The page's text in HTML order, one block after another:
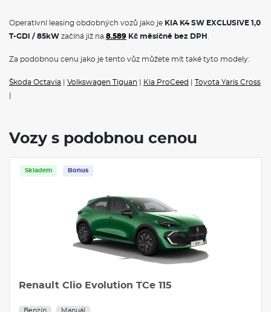
Operativní leasing obdobných vozů jako je KIA K4 SW EXCLUSIVE 1,0
T-GDi / 85kW začíná již na 8.589 Kč měsíčně bez DPH
Za podobnou cenu jako je tento vůz můžete mít také tyto modely:
Škoda Octavia Volkswagen Tiguan Kia ProCeed
Toyota Yaris Cross
Vozy s podobnou cenou
Skladem Bonus
Renault Clio Evolution TCe 115
Benzín Manuál